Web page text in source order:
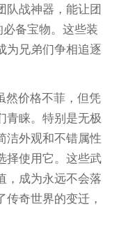
队战神器，能让团
备宝物。这些装
为兄弟们争相追逐
然价格不菲，但凭
青睐。特别是无极
洁外观和不错属性
择使用它。这些武
，成为永远不会落
奇世界的变迁，